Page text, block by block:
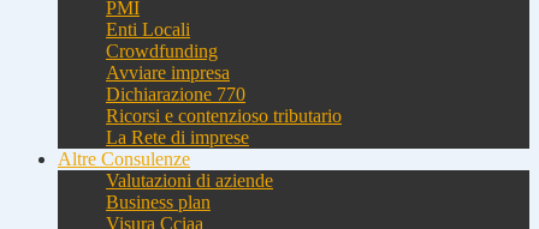
PMI
Enti Locali
Crowdfunding
Avviare impresa
Dichiarazione 770
Ricorsi e contenzioso tributario
La Rete di imprese
Altre Consulenze
Valutazioni di aziende
Business plan
Visura Cciaa